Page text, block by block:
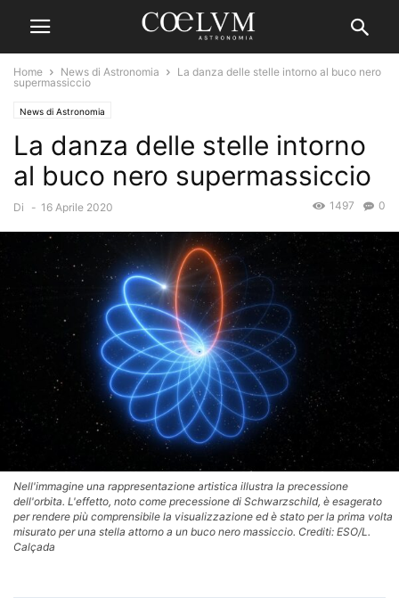
Home News di Astronomia
La danza delle stelle intorno al buco nero
supermassiccio
News di Astronomia
La danza delle stelle intorno
al buco nero supermassiccio
Di - 16 Aprile 2020 0
1497
Nell'immagine una rappresentazione artistica illustra la precessione
dell'orbita. L'effetto, noto come precessione di Schwarzschild, è esagerato
per rendere più comprensibile la visualizzazione ed è stato per la prima volta
misurato per una stella attorno a un buco nero massiccio. Crediti: ESO/L.
Calçada